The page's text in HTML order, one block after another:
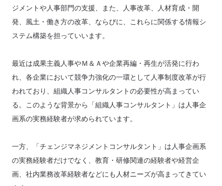
ジメントや人事部門の支援、また、人事改革、人材育成・開
発、風土・働き方の改革、ならびに、これらに関係する情報シ
ステム構築を担っていいます。
最近は成果主義人事やＭ＆Ａや企業再編・再生が活発に行わ
れ、各企業において競争力強化の一環として人事制度改革が行
われており、組織人事コンサルタントの必要性が高まってい
る。このような背景から「組織人事コンサルタント」は人事企
画系の実務経験者が求められています。
一方、「チェンジマネジメントコンサルタント」は人事企画系
の実務経験者だけでなく、教育・研修関連の経験者や経営企
画、社内業務改革経験者などにも人材ニーズが高まってきてい